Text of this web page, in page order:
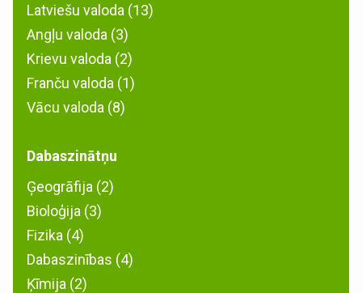
Latviešu valoda (13)
Angļu valoda (3)
Krievu valoda (2)
Franču valoda (1)
Vācu valoda (8)
Dabaszinātņu
Ģeogrāfija (2)
Bioloģija (3)
Fizika (4)
Dabaszinības (4)
Ķīmija (2)